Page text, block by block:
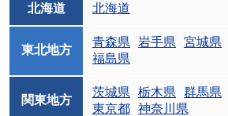
北海道 北海道
東北地方
青森県 岩手県 宮城県
福島県
関東地方
茨城県 栃木県 群馬県
東京都 神奈川県